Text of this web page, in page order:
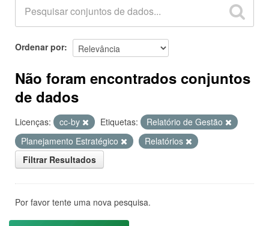
Ordenar por
Não foram encontrados conjuntos
de dados
Licenças: cc-by Etiquetas:
Relatório de Gestão
Planejamento Estratégico
Relatórios
Filtrar Resultados
Por favor tente uma nova pesquisa.